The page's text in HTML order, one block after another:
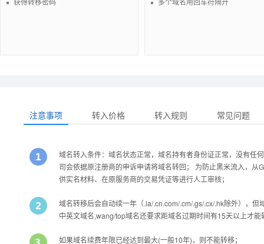
注意事项 转入价格 转入规则 常见问题
域名转入条件：域名状态正常，域名持有者身份证正常，没有任
司会依据原注册商的申诉申请将域名转回； 为防止黑米流入，
供实名材料、在原服务商的交易凭证等进行人工审核；
域名转移后会自动续一年（.la/.cn.com/.cm/.gs/.cx/.hk除外），
中英文域名,wang/top域名还要求距域名过期时间有15天以上才能
如果域名续费年限已经达到最大(一般10年)，则不能转移；